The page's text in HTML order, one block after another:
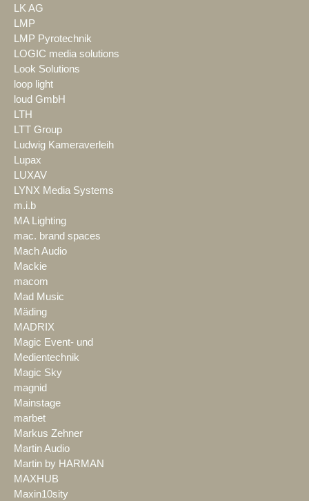
LK AG
LMP
LMP Pyrotechnik
LOGIC media solutions
Look Solutions
loop light
loud GmbH
LTH
LTT Group
Ludwig Kameraverleih
Lupax
LUXAV
LYNX Media Systems
m.i.b
MA Lighting
mac. brand spaces
Mach Audio
Mackie
macom
Mad Music
Mäding
MADRIX
Magic Event- und
Medientechnik
Magic Sky
magnid
Mainstage
marbet
Markus Zehner
Martin Audio
Martin by HARMAN
MAXHUB
Maxin10sity